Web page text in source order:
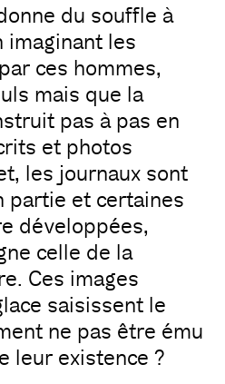
du souffle à
imaginant les
ces hommes,
mais que la
pas à pas en
et photos
les journaux sont
partie et certaines
développées,
celle de la
Ces images
saisissent le
ne pas être ému
leur existence ?